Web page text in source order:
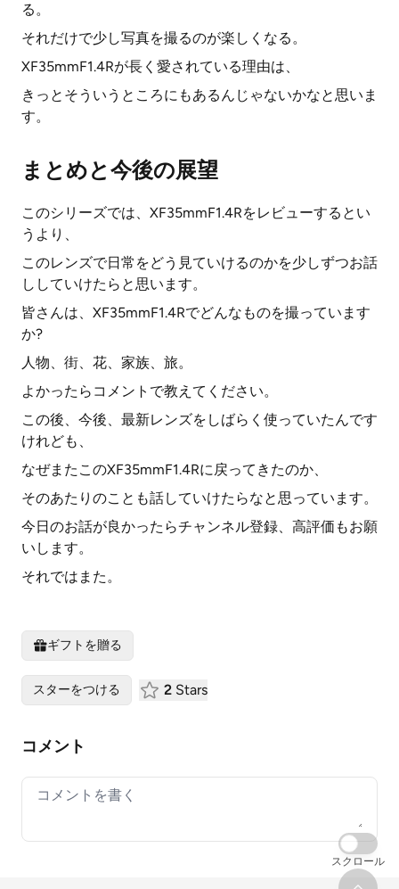
る。
それだけで少し写真を撮るのが楽しくなる。
XF35mmF1.4Rが長く愛されている理由は、
きっとそういうところにもあるんじゃないかなと思いま
す。
まとめと今後の展望
このシリーズでは、XF35mmF1.4Rをレビューするとい
うより、
このレンズで日常をどう見ていけるのかを少しずつお話
ししていけたらと思います。
皆さんは、XF35mmF1.4Rでどんなものを撮っています
か?
人物、街、花、家族、旅。
よかったらコメントで教えてください。
この後、今後、最新レンズをしばらく使っていたんです
けれども、
なぜまたこのXF35mmF1.4Rに戻ってきたのか、
そのあたりのことも話していけたらなと思っています。
今日のお話が良かったらチャンネル登録、高評価もお願
いします。
それではまた。
ギフトを贈る
スターをつける 2 Stars
コメント
Your comment
スクロール